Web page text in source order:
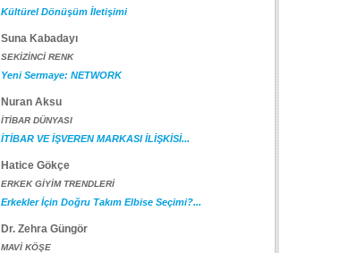
Kültürel Dönüşüm İletişimi
Suna Kabadayı
SEKİZİNCİ RENK
Yeni Sermaye: NETWORK
Nuran Aksu
İTİBAR DÜNYASI
İTİBAR VE İŞVEREN MARKASI İLİŞKİSİ...
Hatice Gökçe
ERKEK GİYİM TRENDLERİ
Erkekler İçin Doğru Takım Elbise Seçimi?...
Dr. Zehra Güngör
MAVİ KÖŞE